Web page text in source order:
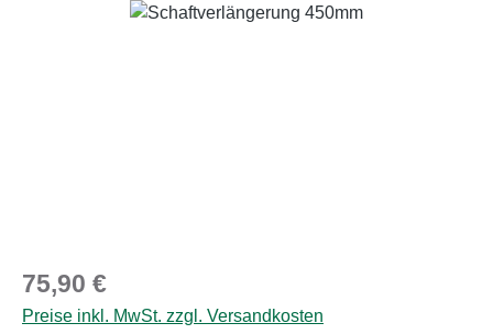
Bildergalerie überspringen
Regulärer Preis:
75,90 €
Preise inkl. MwSt. zzgl. Versandkosten